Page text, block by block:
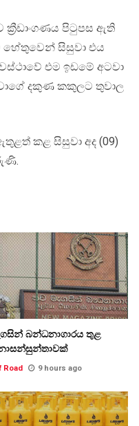
ක්‍රීඩාංගණය පිටුපස ඇති
හේතුවෙන් සිසුවා එය
එම ඉඩමේ අටවා
දකුණ කකුලට තුවාල
කළ සිසුවා අද (09)
බන්ධනාගාරය තුළ
Road 9 hours ago